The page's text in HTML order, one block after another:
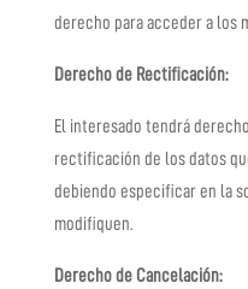
derecho para acceder a los
Derecho de Rectificación:
El interesado tendrá
rectificación de los datos
debiendo especificar en la
modifiquen.
Derecho de Cancelación: